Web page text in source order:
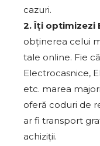
cazuri.
2. Îți optimizezi
obținerea celui
tale online. Fie
Electrocasnice,
etc. marea
oferă coduri de
ar fi transport
achiziții.